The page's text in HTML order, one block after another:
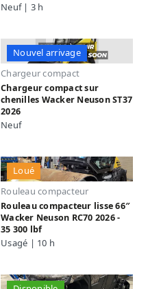
Neuf | 3 h
Nouvel arrivage
Chargeur compact
Chargeur compact sur
chenilles Wacker Neuson ST37
2026
Neuf
Loué
Rouleau compacteur
Rouleau compacteur lisse 66″
Wacker Neuson RC70 2026 -
35 300 lbf
Usagé | 10 h